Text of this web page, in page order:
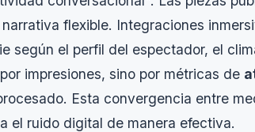
flexible. Integraciones
según el perfil del espectador, el
impresiones, sino por métricas de
Esta convergencia entre
el ruido digital de manera efectiva.